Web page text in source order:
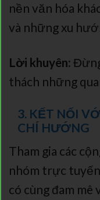
nền văn hóa
và những xu
Lời khuyên:
thách những
3. KẾT NỐI
CHÍ HƯỚNG
Tham gia các
nhóm trực
có cùng đam